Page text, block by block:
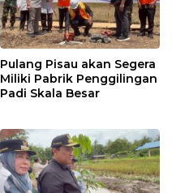
Pulang Pisau akan Segera
Miliki Pabrik Penggilingan
Padi Skala Besar